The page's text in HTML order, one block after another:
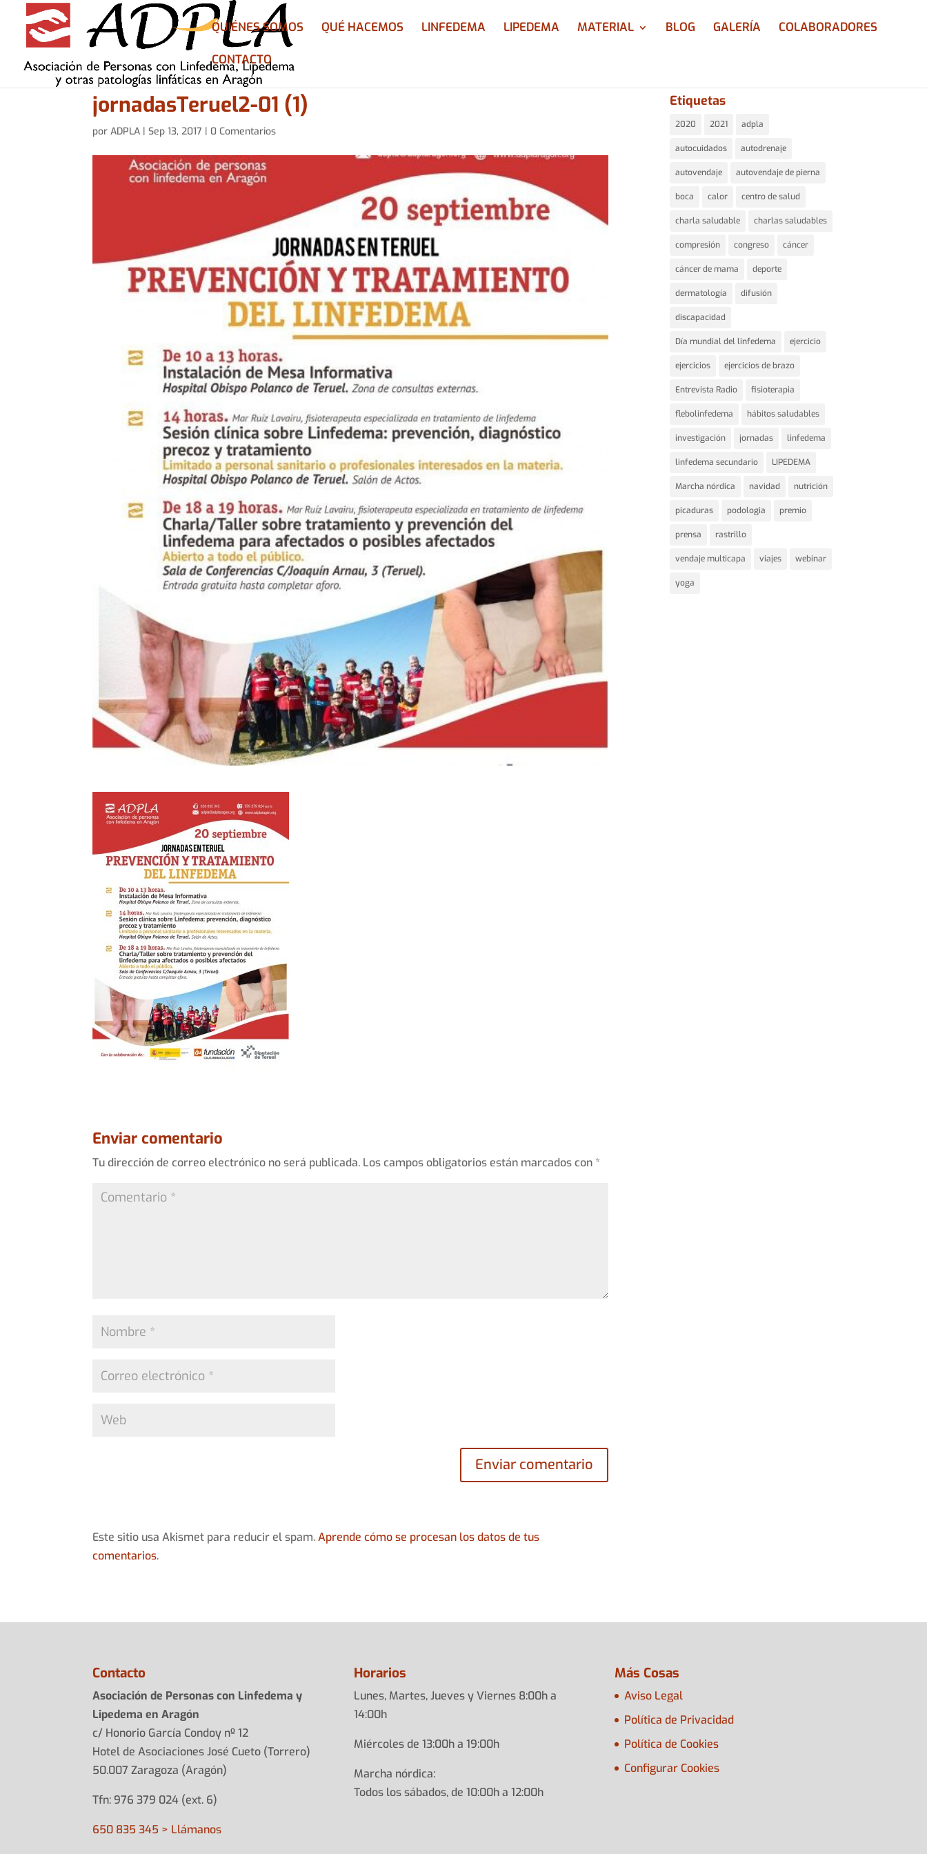
QUIÉNES SOMOS QUÉ HACEMOS LINFEDEMA LIPEDEMA MATERIAL BLOG GALERÍA COLABORADORES
CONTACTO
jornadasTeruel2-01 (1)
porADPLA |Sep 13, 2017 | 0 Comentarios
Enviar comentario
Tu dirección de correo electrónico no será publicada. Los campos obligatorios están marcados con *
Este sitio usa Akismet para reducir el spam.Aprende cómo se procesan los datos de tus
comentarios.
Etiquetas
2020 2021 adpla
autocuidados autodrenaje
autovendaje autovendaje de pierna
boca calor centro de salud
charla saludable charlas saludables
compresión congreso cáncer
cáncer de mama deporte
dermatología difusión
discapacidad
Día mundial del linfedema ejercicio
ejercicios ejercicios de brazo
Entrevista Radio fisioterapia
flebolinfedema hábitos saludables
investigación jornadas linfedema
linfedema secundario LIPEDEMA
Marcha nórdica navidad nutrición
picaduras podologia premio
prensa rastrillo
vendaje multicapa viajes webinar
yoga
Contacto
Asociación de Personas con Linfedema y
Lipedema en Aragón
c/ Honorio García Condoy nº 12
Hotel de Asociaciones José Cueto (Torrero)
50.007 Zaragoza (Aragón)
Tfn: 976 379 024 (ext. 6)
650 835 345 > Llámanos
Horarios
Lunes, Martes, Jueves y Viernes 8:00h a
14:00h
Miércoles de 13:00h a 19:00h
Marcha nórdica:
Todos los sábados, de 10:00h a 12:00h
Más Cosas
Aviso Legal
Política de Privacidad
Política de Cookies
Configurar Cookies